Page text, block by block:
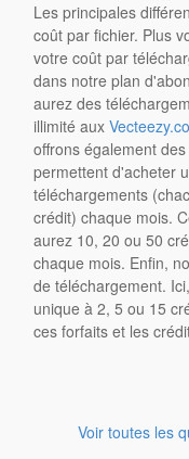
Les principales
coût par fichier. Plus
votre coût par
dans notre plan
aurez des
illimité aux
offrons également
permettent d'acheter
téléchargements
crédit) chaque mois.
aurez 10, 20 ou 50
chaque mois. Enfin,
de téléchargement.
unique à 2, 5 ou 15
ces forfaits et les
Voir toutes les